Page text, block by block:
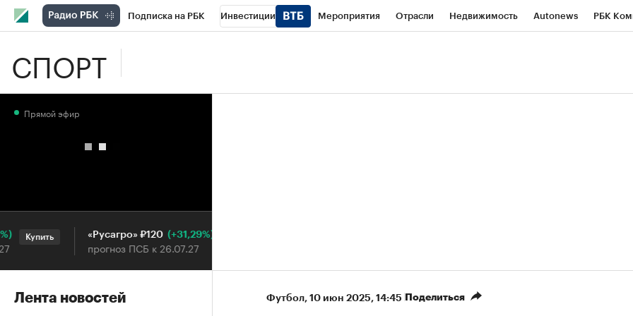
Подписка на РБК Инвестиции Мероприятия Отрасли Недвижимость Autonews РБК
СПОРТ
Футбол⁠, 10 июн 2025, 14:45 Поделиться
Прямой эфир
Купить «Русагро» ₽120 (+31,29%)
прогноз ПСБ к 26.07.27
Купить
Лента новостей